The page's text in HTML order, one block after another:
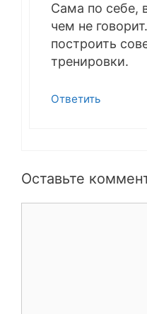
Сама по себе,
чем не
построить
тренировки.
Ответить
Оставьте